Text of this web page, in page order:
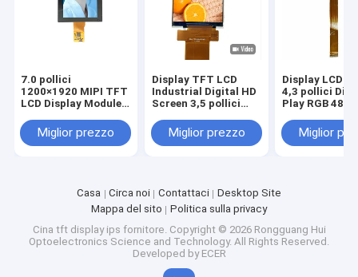
7.0 pollici
1200×1920 MIPI TFT
LCD Display Module
rigidoMiglior prezzo
Display TFT LCD
Industrial Digital HD
Screen 3,5 pollici
risposta
personalizzato 16ms
Miglior prezzo
Display LCD
4,3 pollici
Play RGB
12
Miglior
Casa Circa noi Contattaci
Desktop Site
Mappa del sito
Politica sulla privacy
Cina tft display ips fornitore. Copyright © 2026 Rongguang Hui
Optoelectronics Science and Technology. All Rights Reserved.
Developed by ECER